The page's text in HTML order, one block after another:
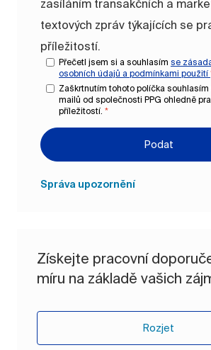
zasíláním transakčních a
textových zpráv týkajících se
příležitostí.
Přečetl jsem si a souhlasím se
osobních údajů a podmínkami použití
Zaškrtnutím tohoto políčka
mailů od společnosti PPG ohledně
příležitostí. *
Podat
Správa upozornění
Získejte pracovní
míru na základě vašich
Rozjet